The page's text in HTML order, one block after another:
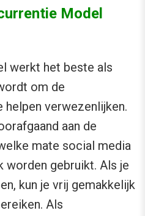
Model
werkt het beste als
om de
verwezenlijken.
aan de
mate social media
worden gebruikt. Als je
kun je vrij gemakkelijk
Als